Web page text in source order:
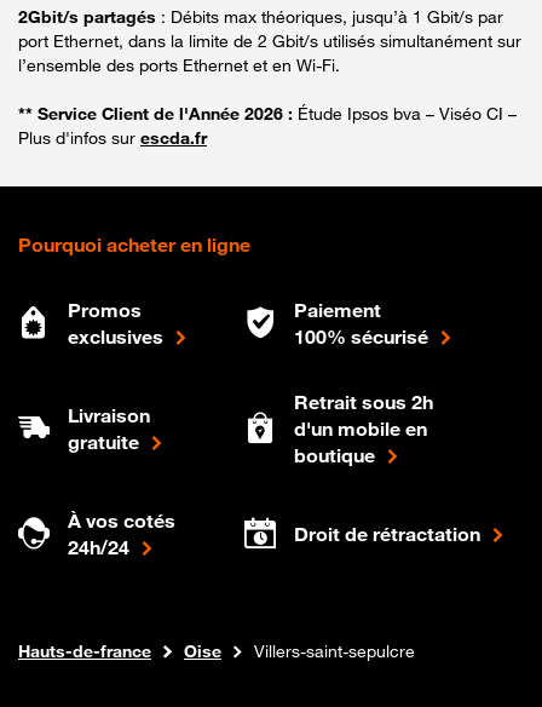
2Gbit/s partagés : Débits max théoriques, jusqu’à 1 Gbit/s par
port Ethernet, dans la limite de 2 Gbit/s utilisés simultanément sur
l’ensemble des ports Ethernet et en Wi-Fi.
** Service Client de l'Année 2026 : Étude Ipsos bva – Viséo CI –
Plus d'infos sur escda.fr
Pourquoi acheter en ligne
Promos
exclusives
Paiement
100% sécurisé
Livraison
gratuite
Retrait sous 2h
d'un mobile en
boutique
À vos cotés
24h/24
Droit de rétractation
Boutique Orange
Internet fibre
Hauts-de-france Oise Villers-saint-sepulcre